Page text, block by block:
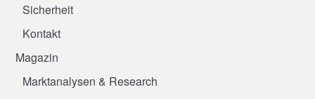
Sicherheit
Kontakt
Magazin
Marktanalysen & Research